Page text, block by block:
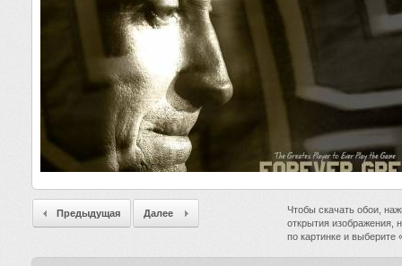
Чтобы скачать обои,
открытия изображения,
по картинке и
Предыдущая Далее